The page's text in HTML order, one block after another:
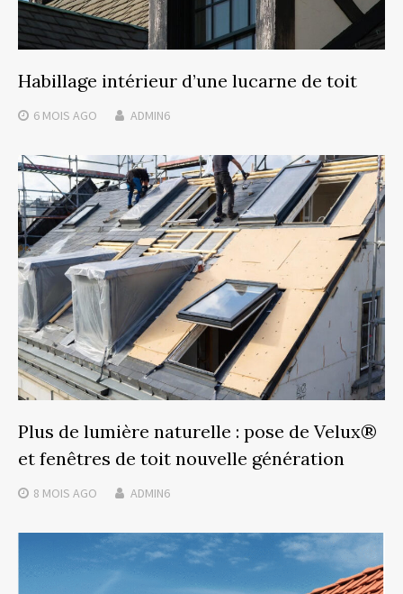
Habillage intérieur d’une lucarne de toit
6 MOIS AGO ADMIN6
Plus de lumière naturelle : pose de Velux®
et fenêtres de toit nouvelle génération
8 MOIS AGO ADMIN6